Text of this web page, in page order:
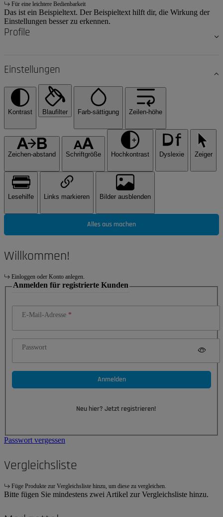
Für eine leichtere Bedienbarkeit
Das ist ein Beispieltext. Der Beispieltext hilft dir, die Wirkung der
Einstellungen besser zu erkennen.
Profile
Einstellungen
Kontrast Blaufilter Farb-sättigung Zeilen-höhe
Zeichen-abstand Schriftgröße Hochkontrast Dyslexie Zeiger
Lesehilfe Links markieren Bilder ausblenden
Alles aus machen
Willkommen!
Einloggen oder Konto anlegen.
Anmelden für registrierte Kunden
E-Mail-Adresse
Passwort
Anmelden
Neu hier? Jetzt registrieren!
Passwort vergessen
Vergleichsliste
Füge Produkte zur Vergleichsliste hinzu, um diese zu vergleichen.
Bitte fügen Sie mindestens zwei Artikel zur Vergleichsliste hinzu.